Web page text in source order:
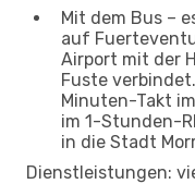
Mit dem Bus –
auf
Airport mit der
Fuste
Minuten-Takt
im 1-Stunden-
in die Stadt
Dienstleistungen: